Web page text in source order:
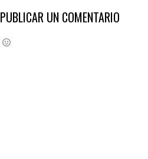
PUBLICAR UN COMENTARIO